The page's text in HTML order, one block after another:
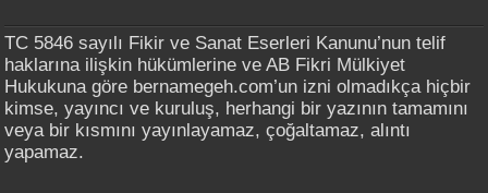
TC 5846 sayılı Fikir ve Sanat Eserleri Kanunu’nun telif
haklarına ilişkin hükümlerine ve AB Fikri Mülkiyet
Hukukuna göre bernamegeh.com’un izni olmadıkça hiçbir
kimse, yayıncı ve kuruluş, herhangi bir yazının tamamını
veya bir kısmını yayınlayamaz, çoğaltamaz, alıntı
yapamaz.